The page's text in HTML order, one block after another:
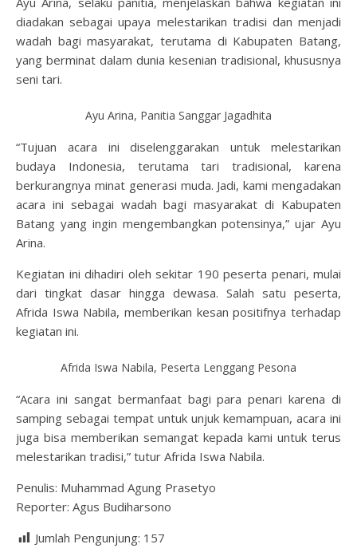
diadakan sebagai upaya melestarikan tradisi dan menjadi
wadah bagi masyarakat, terutama di Kabupaten Batang,
yang berminat dalam dunia kesenian tradisional, khususnya
seni tari.
Ayu Arina, Panitia Sanggar Jagadhita
“Tujuan acara ini diselenggarakan untuk melestarikan
budaya Indonesia, terutama tari tradisional, karena
berkurangnya minat generasi muda. Jadi, kami mengadakan
acara ini sebagai wadah bagi masyarakat di Kabupaten
Batang yang ingin mengembangkan potensinya,” ujar Ayu
Arina.
Kegiatan ini dihadiri oleh sekitar 190 peserta penari, mulai
dari tingkat dasar hingga dewasa. Salah satu peserta,
Afrida Iswa Nabila, memberikan kesan positifnya terhadap
kegiatan ini.
Afrida Iswa Nabila, Peserta Lenggang Pesona
“Acara ini sangat bermanfaat bagi para penari karena di
samping sebagai tempat untuk unjuk kemampuan, acara ini
juga bisa memberikan semangat kepada kami untuk terus
melestarikan tradisi,” tutur Afrida Iswa Nabila.
Penulis: Muhammad Agung Prasetyo
Reporter: Agus Budiharsono
Jumlah Pengunjung: 157